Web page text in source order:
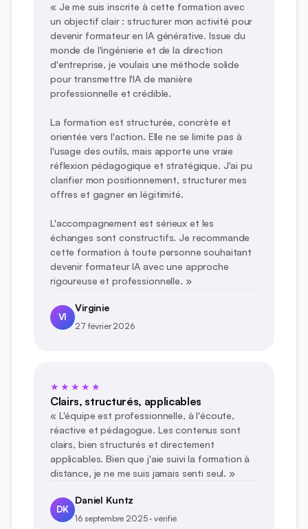
« Je me suis inscrite à cette formation avec
un objectif clair : structurer mon activité pour
devenir formateur en IA générative. Issue du
monde de l'ingénierie et de la direction
d'entreprise, je voulais une méthode solide
pour transmettre l'IA de manière
professionnelle et crédible.
La formation est structurée, concrète et
orientée vers l'action. Elle ne se limite pas à
l'usage des outils, mais apporte une vraie
réflexion pédagogique et stratégique. J'ai pu
clarifier mon positionnement, structurer mes
offres et gagner en légitimité.
L'accompagnement est sérieux et les
échanges sont constructifs. Je recommande
cette formation à toute personne souhaitant
devenir formateur IA avec une approche
rigoureuse et professionnelle. »
VI
Virginie
27 février 2026
★★★★★
Clairs, structurés, applicables
« L'équipe est professionnelle, à l'écoute,
réactive et pédagogue. Les contenus sont
clairs, bien structurés et directement
applicables. Bien que j'aie suivi la formation à
distance, je ne me suis jamais senti seul. »
DK
Daniel Kuntz
16 septembre 2025 · vérifié